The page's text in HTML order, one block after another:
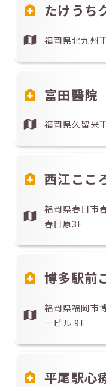
たけうち
福岡県北九州
富田醫院
福岡県久留米
西江ここ
福岡県春日市
春日原3F
博多駅前
福岡県福岡市
ービル 9F
平尾駅心